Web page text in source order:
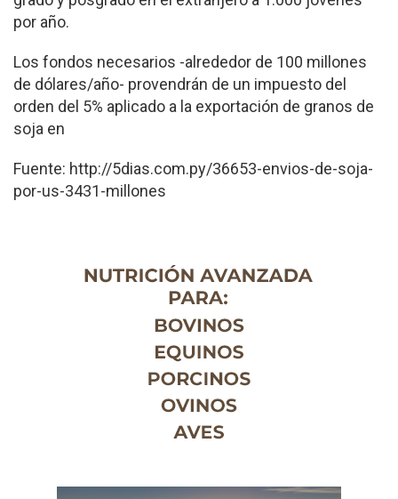
por año.
Los fondos necesarios -al­rededor de 100 millones
de dólares/año- provendrán de un impuesto del
orden del 5% aplicado a la exportación de granos de
soja en
Fuente: http://5dias.com.py/36653-envios-de-soja-
por-us-3431-millones